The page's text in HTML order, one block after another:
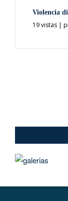
Violencia
19 vistas |